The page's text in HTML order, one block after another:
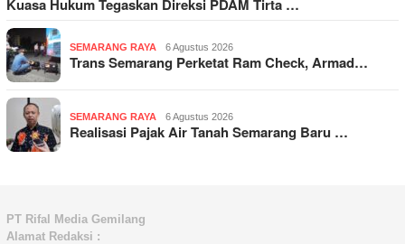
Kuasa Hukum Tegaskan Direksi PDAM Tirta …
SEMARANG RAYA 6 Agustus 2026
Trans Semarang Perketat Ram Check, Armad…
SEMARANG RAYA 6 Agustus 2026
Realisasi Pajak Air Tanah Semarang Baru …
PT Rifal Media Gemilang
Alamat Redaksi :